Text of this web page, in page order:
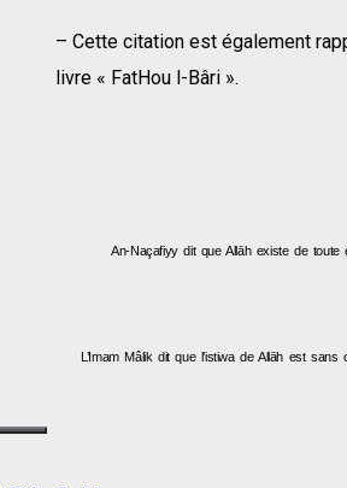
– Cette citation est également
livre « FatHou l-Bâri ».
An-Naçafiyy dit que Allāh existe de toute
L’Imam Mâlik dit que l’istiwa de Allāh est sans